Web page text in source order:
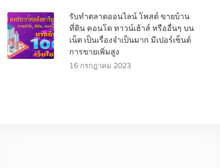
รับทำตลาดออนไลน์ โพสต์ ขายบ้าน
ที่ดิน คอนโด ทาวน์เฮ้าส์ หรืออื่นๆ บน
เน็ต เป็นเรื่องจำเป็นมาก มีเปอร์เซ็นต์
การขายเพิ่มสูง
16 กรกฎาคม 2023